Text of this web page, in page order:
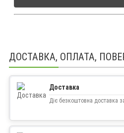
ДОСТАВКА, ОПЛАТА,
Доставка
Діє безкоштовна доставка